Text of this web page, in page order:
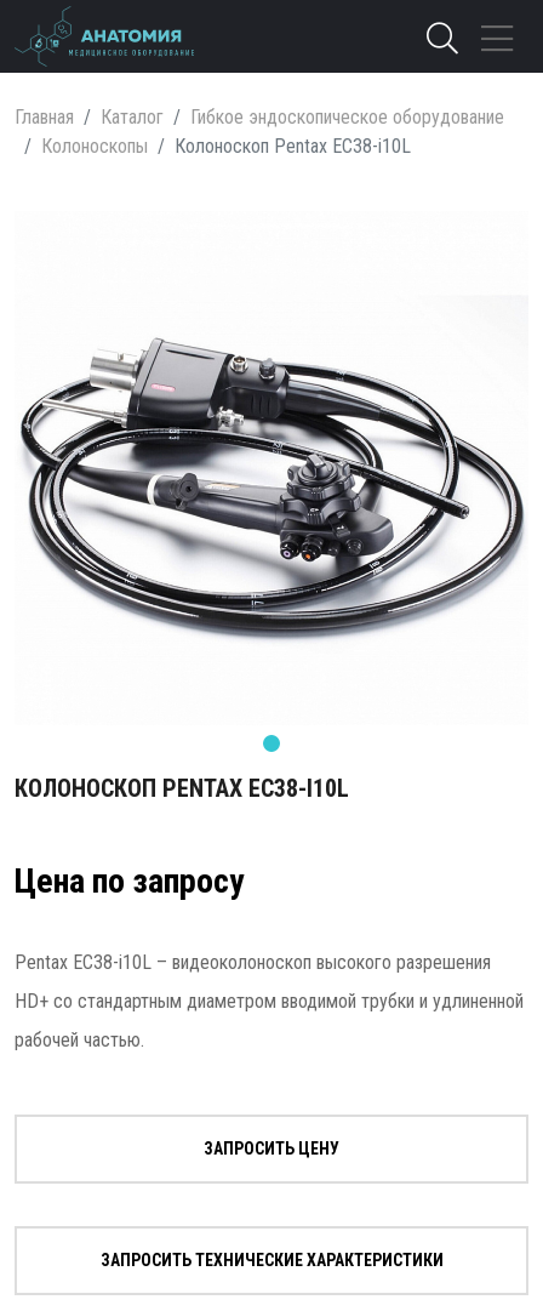
Главная Каталог
Гибкое эндоскопическое оборудование
Колоноскопы
Колоноскоп Pentax EC38-i10L
КОЛОНОСКОП PENTAX EC38-I10L
Цена по запросу
Pentax EC38-i10L – видеоколоноскоп высокого разрешения
HD+ со стандартным диаметром вводимой трубки и удлиненной
рабочей частью.
ЗАПРОСИТЬ ЦЕНУ
ЗАПРОСИТЬ ТЕХНИЧЕСКИЕ ХАРАКТЕРИСТИКИ